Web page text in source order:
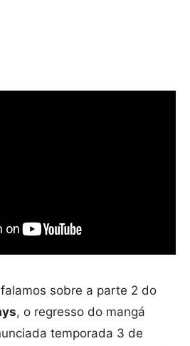
falamos sobre a parte 2 do
, o regresso do mangá
temporada 3 de